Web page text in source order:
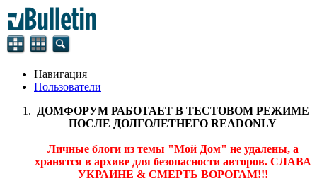
Навигация
Пользователи
ДОМФОРУМ РАБОТАЕТ В ТЕСТОВОМ РЕЖИМЕ
ПОСЛЕ ДОЛГОЛЕТНЕГО READONLY
Личные блоги из темы "Мой Дом" не удалены, а
хранятся в архиве для безопасности авторов. СЛАВА
УКРАИНЕ & СМЕРТЬ ВОРОГАМ!!!